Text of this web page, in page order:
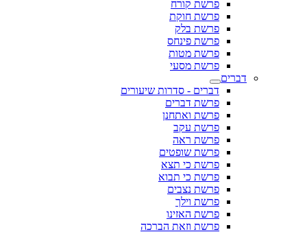
פרשת קורח
פרשת חוקת
פרשת בלק
פרשת פינחס
פרשת מטות
פרשת מסעי
דברים
דברים - סדרות שיעורים
פרשת דברים
פרשת ואתחנן
פרשת עקב
פרשת ראה
פרשת שופטים
פרשת כי תצא
פרשת כי תבוא
פרשת נצבים
פרשת וילך
פרשת האזינו
פרשת וזאת הברכה